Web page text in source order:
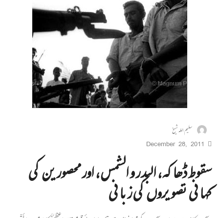
سلیم اللہ شیخ
December 28, 2011
سقوط ڈھاکہ، البدر و الشمس، اور محصورین کی
کہانی تصویروں کی زبانی